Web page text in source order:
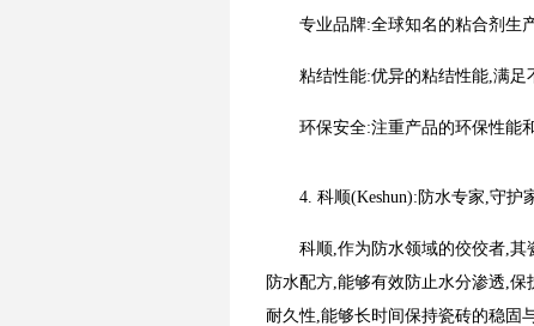
专业品牌:全球知名的粘合剂生
粘结性能:优异的粘结性能,满足
环保安全:注重产品的环保性能
4. 科顺(Keshun):防水专家,守护
科顺,作为防水领域的佼佼者,
防水配方,能够有效防止水分渗透,
耐久性,能够长时间保持瓷砖的稳固